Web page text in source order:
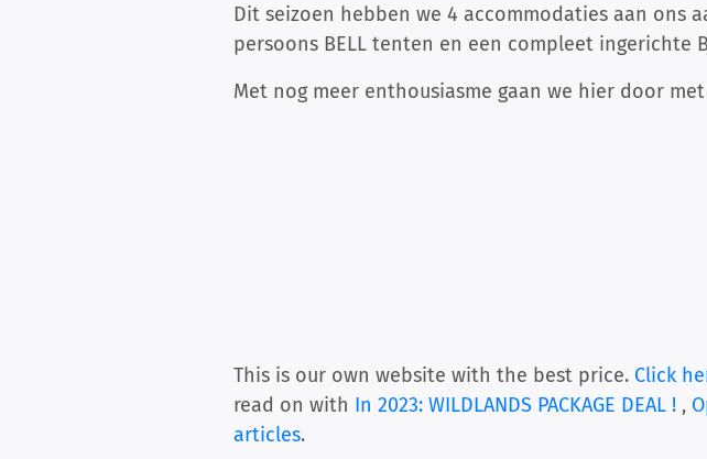
Dit seizoen hebben we 4 accommodaties aan ons
persoons BELL tenten en een compleet ingerichte
Met nog meer enthousiasme gaan we hier door
This is our own website with the best price. Click
read on with In 2023: WILDLANDS PACKAGE DEAL ! ,
articles.